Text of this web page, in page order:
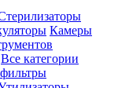
Камеры
Все категории